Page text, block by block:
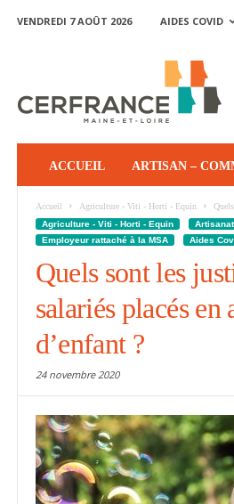
VENDREDI 7 AOÛT 2026 AIDES COVID
ACCUEIL ARTISAN –
Accueil Agriculture - Viti - Horti - Equin
Agriculture - Viti - Horti - Equin
Employeur rattaché à la MSA
Aides
Quels sont les
salariés placés
d’enfant ?
24 novembre 2020